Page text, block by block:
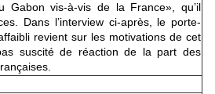
Gabon vis-à-vis de la France», qu’il
Dans l’interview ci-après, le porte-
revient sur les motivations de cet
suscité de réaction de la part des